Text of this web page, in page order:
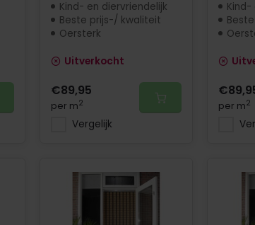
Kind- en diervriendelijk
Beste prijs-/ kwaliteit
Oersterk
Uitverkocht
€89,95
per m2
Vergelijk
Kind-
per m2